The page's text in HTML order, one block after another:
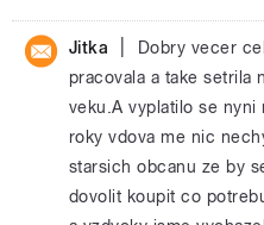
Jitka
Dobry vecer
pracovala a take setrila
veku.A vyplatilo se nyni
roky vdova me nic
starsich obcanu ze by
dovolit koupit co